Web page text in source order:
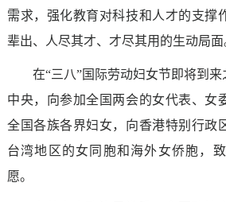
需求，强化教育对科技和人才的支撑
辈出、人尽其才、才尽其用的生动局面
在“三八”国际劳动妇女节即将到
中央，向参加全国两会的女代表、女
全国各族各界妇女，向香港特别行政
台湾地区的女同胞和海外女侨胞，
愿。